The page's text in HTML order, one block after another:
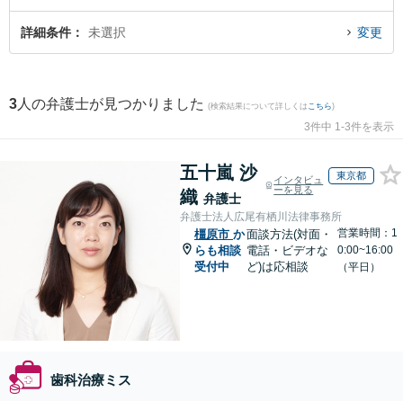
無料で歯科治療ミスを法律相談できる橿原市内の弁護士に相談予約したい』な
どでお困りの相談者さんにおすすめです。
詳細条件 未選択 変更
3 人の弁護士が見つかりました (検索結果について詳しくは こちら)
3件中 1-3件を表示
五十嵐 沙
織 弁護士
インタビュ
ーを見る
東京都
弁護士法人広尾有栖川法律事務所
橿原市 か
らも相談
受付中
面談方法(対面・
電話・ビデオな
ど)は応相談
営業時間：1
0:00~16:00
（平日）
歯科治療ミス